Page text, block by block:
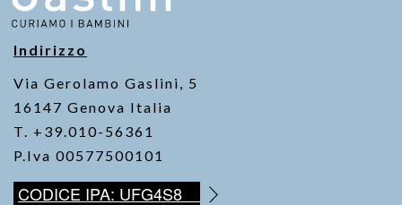
Indirizzo
Via Gerolamo Gaslini, 5
16147 Genova Italia
T. +39.010-56361
P.Iva 00577500101
CODICE IPA: UFG4S8